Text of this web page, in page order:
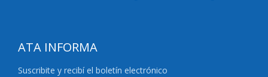
ATA INFORMA
Suscribite y recibí el boletín electrónico